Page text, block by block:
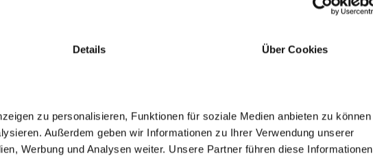
Details Über Cookies
zu personalisieren, Funktionen für soziale Medien anbieten zu können
Außerdem geben wir Informationen zu Ihrer Verwendung unserer
Werbung und Analysen weiter. Unsere Partner führen diese Informationen
Terrazza
di Marlengo! 🌄
nostra newsletter e sarai il primo a
esclusive, eventi speciali e consigli